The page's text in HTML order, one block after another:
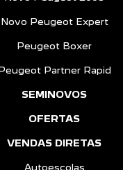
SEMINOVOS
OFERTAS
VENDAS DIRETAS
Autoescolas
e Microempreendedores
Governo
Locadoras